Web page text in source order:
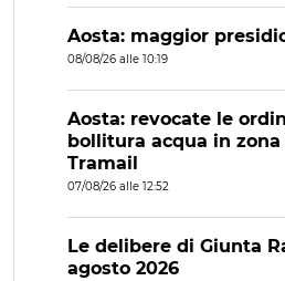
Aosta: maggior
08/08/26 alle 10:19
Aosta: revocate le
bollitura acqua in zona
Tramail
07/08/26 alle 12:52
Le delibere di Giunta
agosto 2026